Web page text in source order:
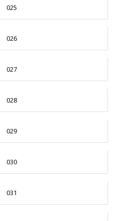
025
026
027
028
029
030
031